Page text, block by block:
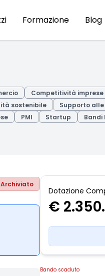
Formazione Blog
Competitività imprese
sostenibile Supporto
PMI Startup Bandi
Archiviato
Dotazione
€
Bando scaduto